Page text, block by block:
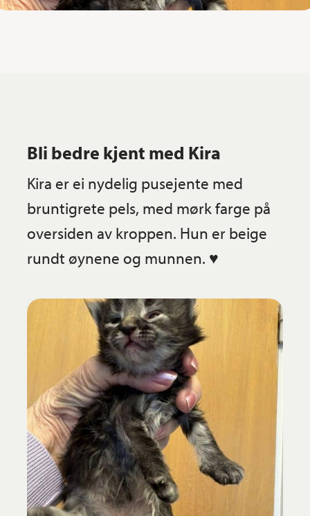
Bli bedre kjent med Kira
Kira er ei nydelig pusejente med
bruntigrete pels, med mørk farge på
oversiden av kroppen. Hun er beige
rundt øynene og munnen. ♥